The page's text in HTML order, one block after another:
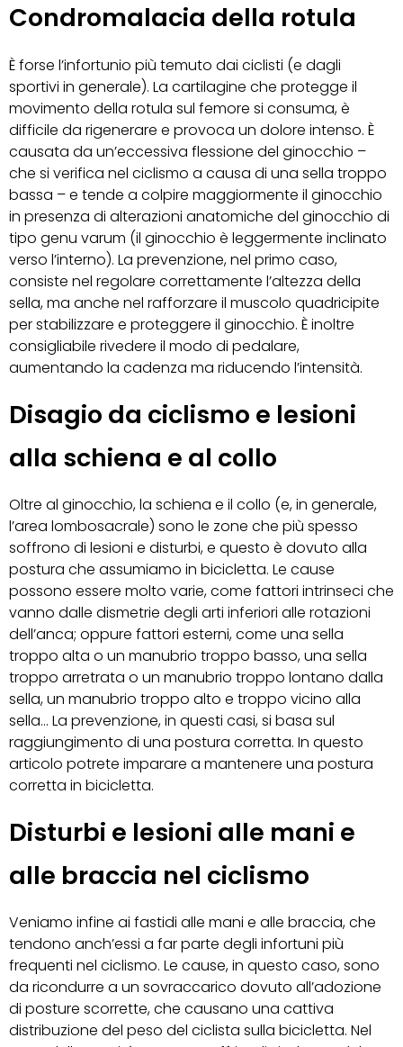
Condromalacia della rotula
È forse l’infortunio più temuto dai ciclisti (e dagli
sportivi in generale). La cartilagine che protegge il
movimento della rotula sul femore si consuma, è
difficile da rigenerare e provoca un dolore intenso. È
causata da un’eccessiva flessione del ginocchio –
che si verifica nel ciclismo a causa di una sella troppo
bassa – e tende a colpire maggiormente il ginocchio
in presenza di alterazioni anatomiche del ginocchio di
tipo genu varum (il ginocchio è leggermente inclinato
verso l’interno). La prevenzione, nel primo caso,
consiste nel regolare correttamente l’altezza della
sella, ma anche nel rafforzare il muscolo quadricipite
per stabilizzare e proteggere il ginocchio. È inoltre
consigliabile rivedere il modo di pedalare,
aumentando la cadenza ma riducendo l’intensità.
Disagio da ciclismo e lesioni
alla schiena e al collo
Oltre al ginocchio, la schiena e il collo (e, in generale,
l’area lombosacrale) sono le zone che più spesso
soffrono di lesioni e disturbi, e questo è dovuto alla
postura che assumiamo in bicicletta. Le cause
possono essere molto varie, come fattori intrinseci che
vanno dalle dismetrie degli arti inferiori alle rotazioni
dell’anca; oppure fattori esterni, come una sella
troppo alta o un manubrio troppo basso, una sella
troppo arretrata o un manubrio troppo lontano dalla
sella, un manubrio troppo alto e troppo vicino alla
sella… La prevenzione, in questi casi, si basa sul
raggiungimento di una postura corretta. In questo
articolo potrete imparare a mantenere una postura
corretta in bicicletta.
Disturbi e lesioni alle mani e
alle braccia nel ciclismo
Veniamo infine ai fastidi alle mani e alle braccia, che
tendono anch’essi a far parte degli infortuni più
frequenti nel ciclismo. Le cause, in questo caso, sono
da ricondurre a un sovraccarico dovuto all’adozione
di posture scorrette, che causano una cattiva
distribuzione del peso del ciclista sulla bicicletta. Nel